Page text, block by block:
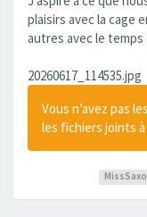
plaisirs avec la cage
autres avec le
20260617_114535.jpg
Vous n’avez pas
les fichiers joints à